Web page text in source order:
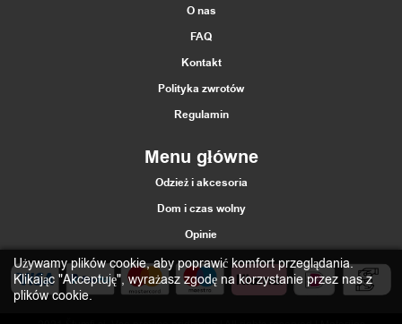
O nas
FAQ
Kontakt
Polityka zwrotów
Regulamin
Menu główne
Odzież i akcesoria
Dom i czas wolny
Opinie
Używamy plików cookie, aby poprawić komfort przeglądania.
Klikając "Akceptuję", wyrażasz zgodę na korzystanie przez nas z
plików cookie.